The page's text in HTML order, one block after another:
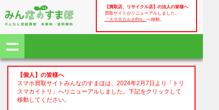
【買取店、リサイクル店】の法人の皆様へ
買取サイトがリニューアルしました。
「スマホカルテPro」 へ移動。
【個人】の皆様へ
スマホ買取サイトみんなのすまほは、2024年2月7日より「トリ
スマカイトリ」へリニューアルしました。下記をクリックして
移動してください。